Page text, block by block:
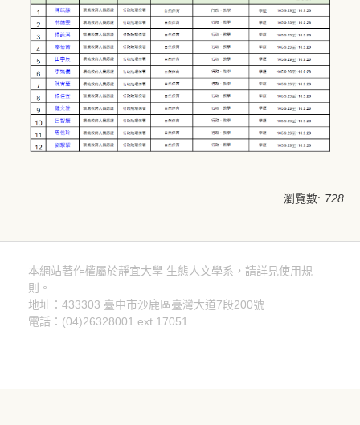
瀏覽數: 728
本網站著作權屬於靜宜大學 生態人文學系，請詳見使用規
則。
地址：433303 臺中市沙鹿區臺灣大道7段200號
電話：(04)26328001 ext.17051